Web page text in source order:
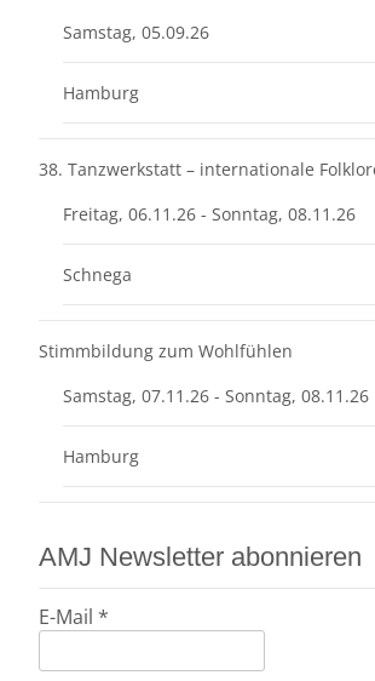
Samstag, 05.09.26
Hamburg
38. Tanzwerkstatt – internationale
Freitag, 06.11.26 - Sonntag, 08.11.26
Schnega
Stimmbildung zum Wohlfühlen
Samstag, 07.11.26 - Sonntag, 08.11.26
Hamburg
AMJ Newsletter abonnieren
E-Mail *